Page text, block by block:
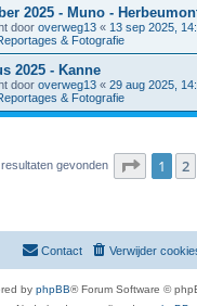
2025 - Muno -
door overweg13 « 13 sep 2025,
& Fotografie
2025 - Kanne
door overweg13 « 29 aug 2025,
& Fotografie
gevonden Pagina
1 2
Verwijder
Contact
by phpBB® Forum Software ©